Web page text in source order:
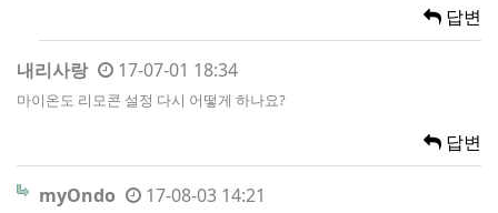
답변
내리사랑 17-07-01 18:34
마이온도 리모콘 설정 다시 어떻게 하나요?
답변
myOndo 17-08-03 14:21